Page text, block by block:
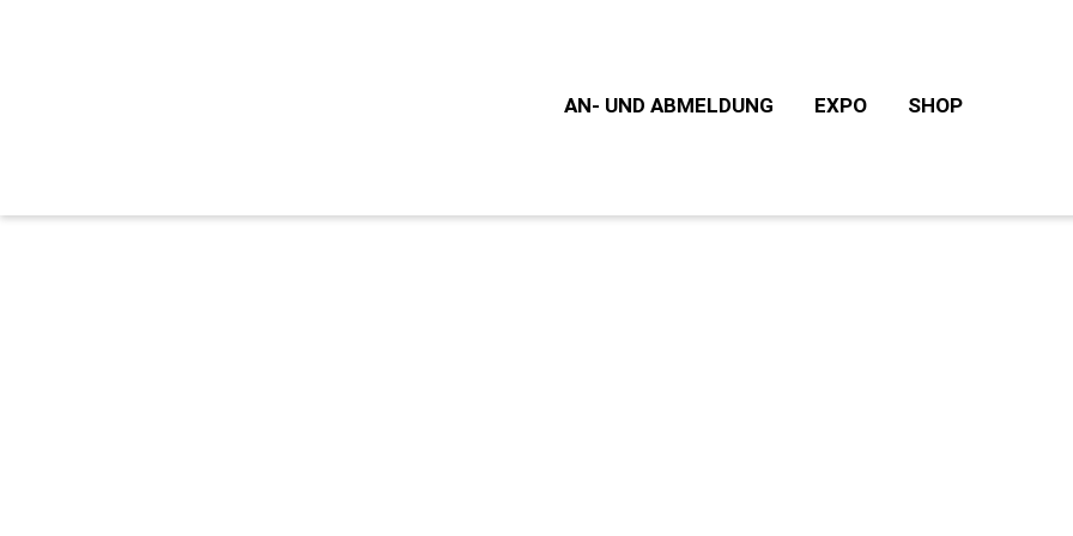
AN- UND ABMELDUNG EXPO
SHOP